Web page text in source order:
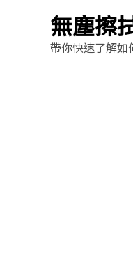
無塵擦
帶你快速了解如